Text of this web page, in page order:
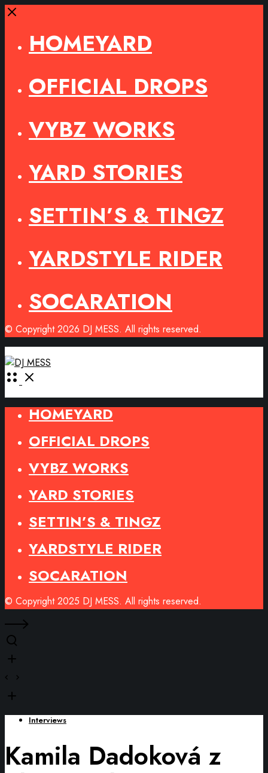
Close
HOMEYARD
OFFICIAL DROPS
VYBZ WORKS
YARD STORIES
SETTIN’S & TINGZ
YARDSTYLE RIDER
SOCARATION
© Copyright 2026 DJ MESS. All rights reserved.
Open
HOMEYARD
OFFICIAL DROPS
VYBZ WORKS
YARD STORIES
SETTIN’S & TINGZ
YARDSTYLE RIDER
SOCARATION
© Copyright 2025 DJ MESS. All rights reserved.
Interviews
Kamila Dadoková z